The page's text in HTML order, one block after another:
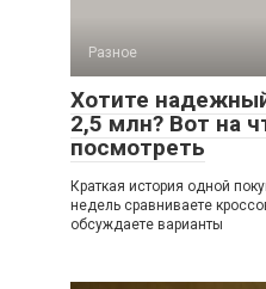
Разное
Хотите
2,5 млн? Вот на
посмотреть
Краткая история одной
недель сравниваете
обсуждаете варианты